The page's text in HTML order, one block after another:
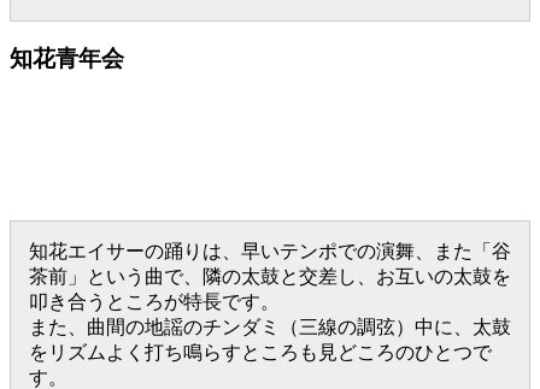
知花青年会
知花エイサーの踊りは、早いテンポでの演舞、また「谷
茶前」という曲で、隣の太鼓と交差し、お互いの太鼓を
叩き合うところが特長です。
また、曲間の地謡のチンダミ（三線の調弦）中に、太鼓
をリズムよく打ち鳴らすところも見どころのひとつで
す。